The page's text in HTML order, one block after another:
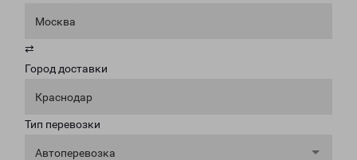
Москва
⇄
Город доставки
Краснодар
Тип перевозки
Автоперевозка